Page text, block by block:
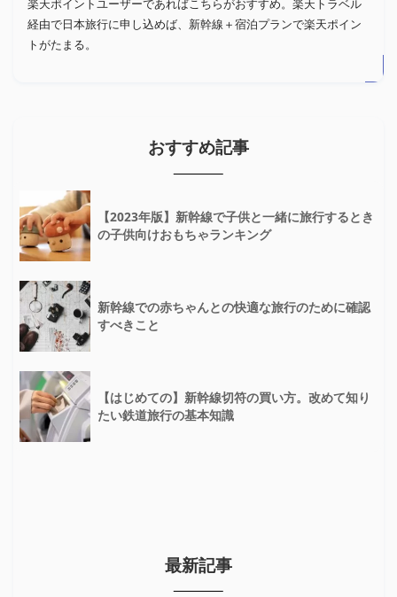
楽天ポイントユーザーであればこちらがおすすめ。楽天トラベル
経由で日本旅行に申し込めば、新幹線＋宿泊プランで楽天ポイン
トがたまる。
おすすめ記事
【2023年版】新幹線で子供と一緒に旅行するとき
の子供向けおもちゃランキング
新幹線での赤ちゃんとの快適な旅行のために確認
すべきこと
【はじめての】新幹線切符の買い方。改めて知り
たい鉄道旅行の基本知識
最新記事